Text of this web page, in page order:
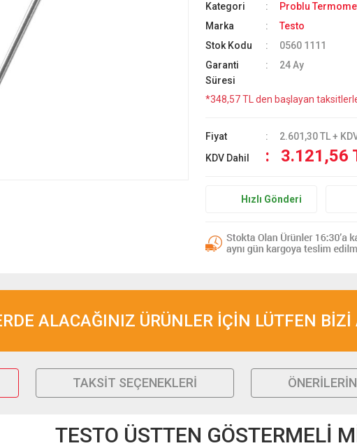
Kategori
Problu
Marka
Testo
Stok Kodu
0560 1111
Garanti
Süresi
24 Ay
*348,57 TL den başlayan
Fiyat
2.601,30 TL +
KDV Dahil
3.121,56
Hızlı Gönderi
ALACAĞINIZ ÜRÜNLER İÇİN LÜTFEN
TAKSIT SEÇENEKLERI
TESTO ÜSTTEN GÖSTERMELİ